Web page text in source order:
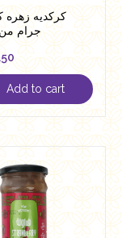
جرام من
Add to cart